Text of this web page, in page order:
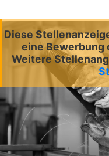
Diese
eine Bewerbung
Weitere